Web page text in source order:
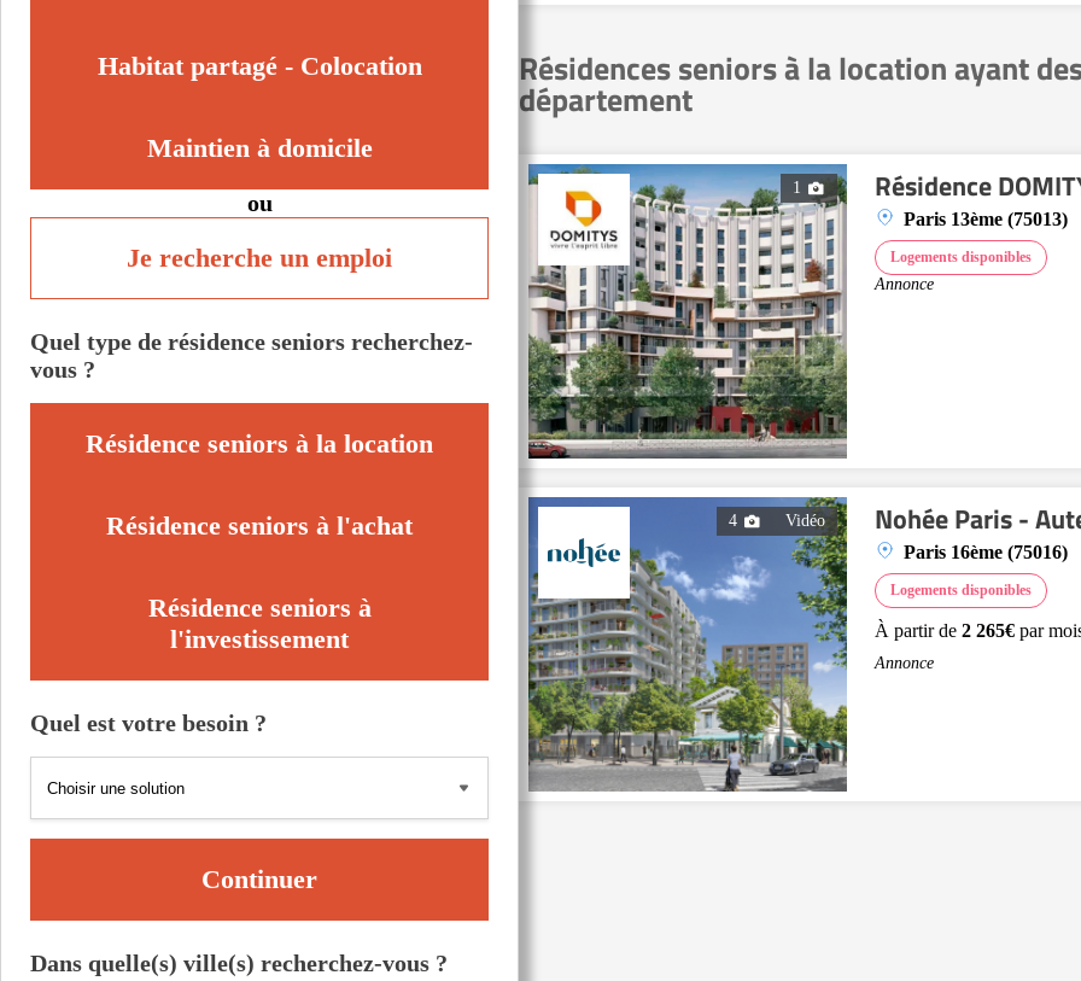
Résidences seniors à la location ayant
département
1 Résidence
Paris 13ème (75013)
Logements disponibles
Annonce
4 Vidéo Nohée Paris -
Paris 16ème (75016)
Logements disponibles
À partir de 2 265€ par
Annonce
Habitat partagé - Colocation
Maintien à domicile
ou
Je recherche un emploi
Quel type de résidence seniors recherchez-
vous ?
Résidence seniors à la location
Résidence seniors à l'achat
Résidence seniors à
l'investissement
Quel est votre besoin ?
Continuer
Dans quelle(s) ville(s) recherchez-vous ?